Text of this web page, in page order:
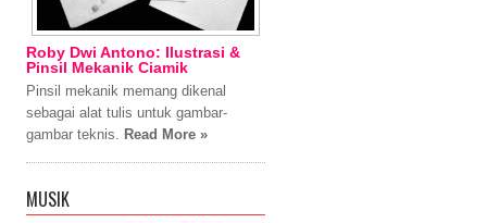
Roby Dwi Antono: Ilustrasi &
Pinsil Mekanik Ciamik
Pinsil mekanik memang dikenal
sebagai alat tulis untuk gambar-
gambar teknis.
Read More »
MUSIK